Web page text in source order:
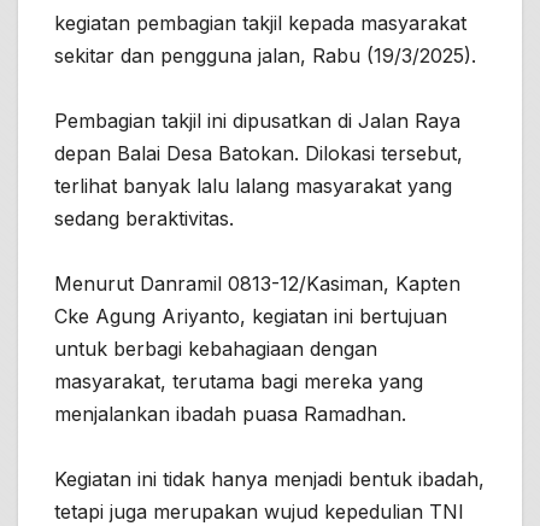
kegiatan pembagian takjil kepada masyarakat
sekitar dan pengguna jalan, Rabu (19/3/2025).
Pembagian takjil ini dipusatkan di Jalan Raya
depan Balai Desa Batokan. Dilokasi tersebut,
terlihat banyak lalu lalang masyarakat yang
sedang beraktivitas.
Menurut Danramil 0813-12/Kasiman, Kapten
Cke Agung Ariyanto, kegiatan ini bertujuan
untuk berbagi kebahagiaan dengan
masyarakat, terutama bagi mereka yang
menjalankan ibadah puasa Ramadhan.
Kegiatan ini tidak hanya menjadi bentuk ibadah,
tetapi juga merupakan wujud kepedulian TNI